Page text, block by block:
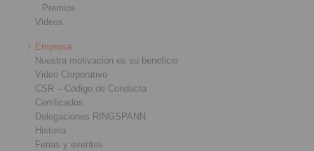
Premios
Videos
Empresa
Nuestra motivación es su beneficio
Video Corporativo
CSR – Código de Conducta
Certificados
Delegaciones RINGSPANN
Historia
Ferias y eventos